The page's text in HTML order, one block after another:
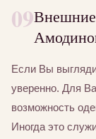
09Внешние
Если Вы
уверенно. Для
возможность
Иногда это